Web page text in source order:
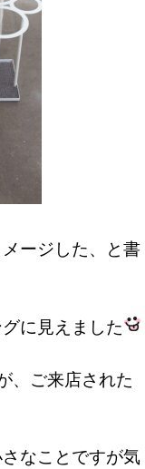
ージした、と書
に見えました
、ご来店された
なことですが気